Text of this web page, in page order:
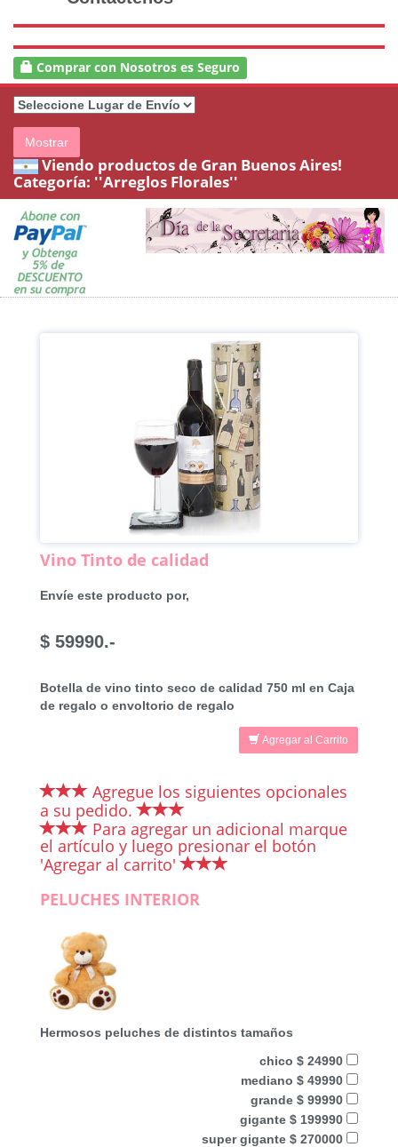
Comprar con Nosotros es Seguro
Mostrar
Viendo productos de Gran Buenos Aires!
Categoría: ''Arreglos Florales''
Vino Tinto de calidad
Envíe este producto por,
$ 59990.-
Botella de vino tinto seco de calidad 750 ml en Caja
de regalo o envoltorio de regalo
Agregar al Carrito
Agregue los siguientes opcionales
a su pedido.
Para agregar un adicional marque
el artículo y luego presionar el botón
'Agregar al carrito'
PELUCHES INTERIOR
Hermosos peluches de distintos tamaños
chico $ 24990
mediano $ 49990
grande $ 99990
gigante $ 199990
super gigante $ 270000